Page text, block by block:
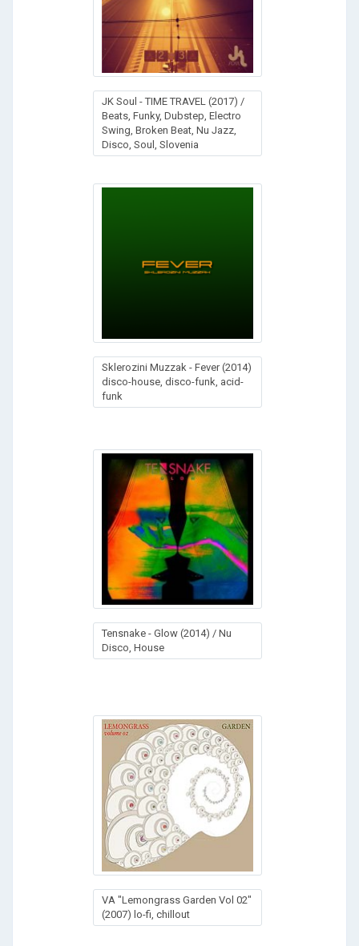
JK Soul - TIME TRAVEL (2017) /
Beats, Funky, Dubstep, Electro
Swing, Broken Beat, Nu Jazz,
Disco, Soul, Slovenia
Sklerozini Muzzak - Fever (2014)
disco-house, disco-funk, acid-
funk
Tensnake - Glow (2014) / Nu
Disco, House
VA "Lemongrass Garden Vol 02"
(2007) lo-fi, chillout